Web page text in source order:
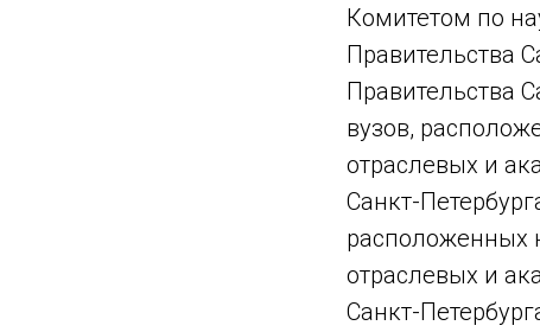
Комитетом по
Правительства
Правительства
вузов,
отраслевых и
Санкт-
расположенных
отраслевых и
Санкт-